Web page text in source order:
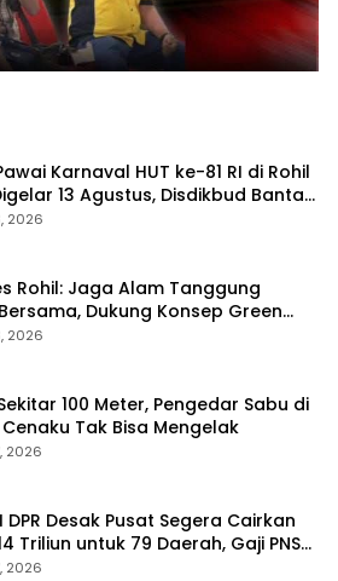
Karnaval HUT ke-81 RI di Rohil
13 Agustus, Disdikbud Bantah
2026
Rohil: Jaga Alam Tanggung
Dukung Konsep Green
2026
100 Meter, Pengedar Sabu di
2026
DPR Desak Pusat Segera Cairkan
Triliun untuk 79 Daerah, Gaji PNS
Telat
2026